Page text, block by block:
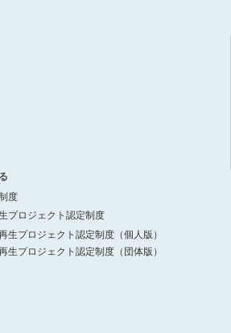
度
プロジェクト認定制度
生プロジェクト認定制度（個人版）
生プロジェクト認定制度（団体版）